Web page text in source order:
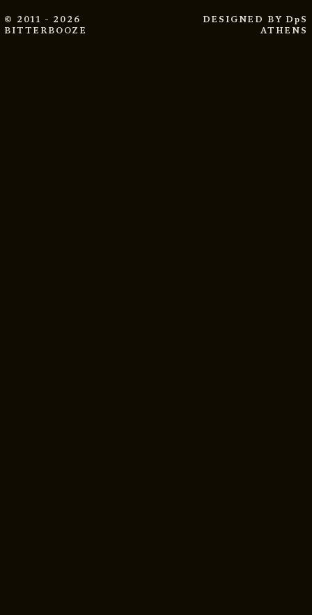
© 2011 - 2026
BITTERBOOZE
DESIGNED BY DpS
ATHENS